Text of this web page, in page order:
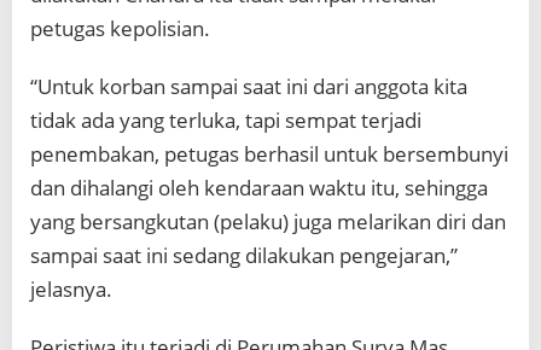
petugas kepolisian.
“Untuk korban sampai saat ini dari anggota kita
tidak ada yang terluka, tapi sempat terjadi
penembakan, petugas berhasil untuk bersembunyi
dan dihalangi oleh kendaraan waktu itu, sehingga
yang bersangkutan (pelaku) juga melarikan diri dan
sampai saat ini sedang dilakukan pengejaran,”
jelasnya.